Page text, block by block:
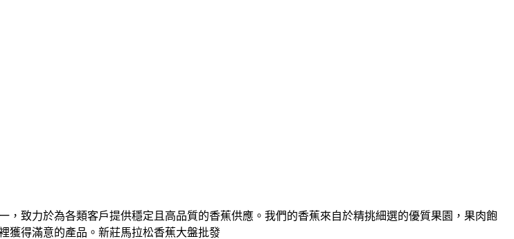
致力於為各類客戶提供穩定且高品質的香蕉供應。我們的香蕉來自於精挑細選的優質果園，果肉飽
獲得滿意的產品。新莊馬拉松香蕉大盤批發